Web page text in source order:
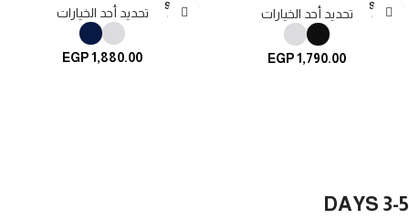
SOLD
OUT
تحديد أحد الخيارات
EGP1,790.00
SOLD
OUT
تحديد أحد الخيارات
EGP1,880.00
3-5 DAYS